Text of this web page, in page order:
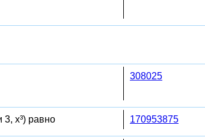
308025
3, x³) равно 170953875